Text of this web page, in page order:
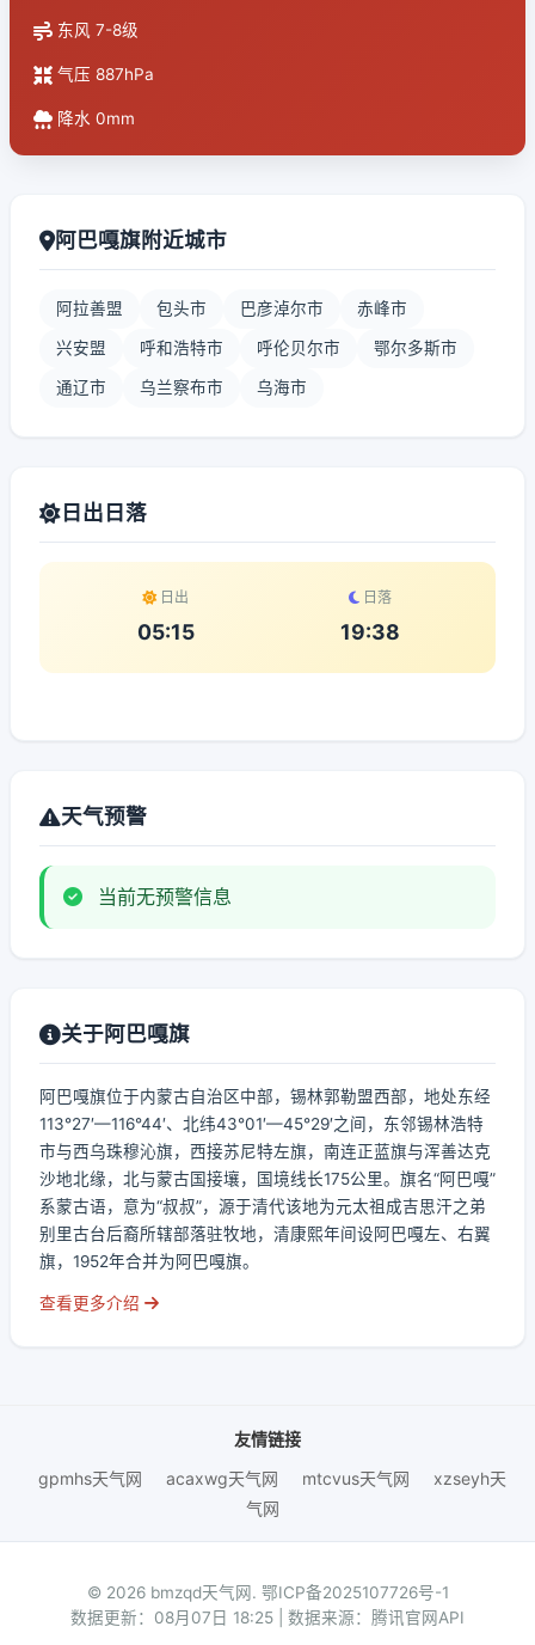
东风 7-8级
气压 887hPa
降水 0mm
阿巴嘎旗附近城市
阿拉善盟 包头市 巴彦淖尔市 赤峰市
兴安盟 呼和浩特市 呼伦贝尔市 鄂尔多斯市
通辽市 乌兰察布市 乌海市
日出日落
日出
05:15
日落
19:38
天气预警
当前无预警信息
关于阿巴嘎旗
阿巴嘎旗位于内蒙古自治区中部，锡林郭勒盟西部，地处东经
113°27′—116°44′、北纬43°01′—45°29′之间，东邻锡林浩特
市与西乌珠穆沁旗，西接苏尼特左旗，南连正蓝旗与浑善达克
沙地北缘，北与蒙古国接壤，国境线长175公里。旗名“阿巴嘎”
系蒙古语，意为“叔叔”，源于清代该地为元太祖成吉思汗之弟
别里古台后裔所辖部落驻牧地，清康熙年间设阿巴嘎左、右翼
旗，1952年合并为阿巴嘎旗。
查看更多介绍
友情链接
gpmhs天气网
acaxwg天气网 mtcvus天气网
xzseyh天
气网
© 2026 bmzqd天气网. 鄂ICP备2025107726号-1
数据更新：08月07日 18:25 | 数据来源：腾讯官网API